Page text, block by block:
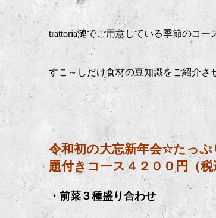
trattoria漣でご用意している季節のコー
すこ～しだけ食材の豆知識をご紹介さ
令和初の大忘新年会☆たっぷ
題付きコース４２００円（税
・前菜３種盛り合わせ